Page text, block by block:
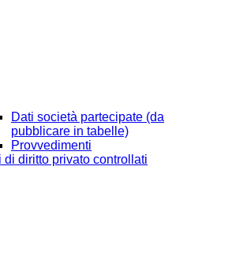
Dati società partecipate (da
pubblicare in tabelle)
Provvedimenti
di diritto privato controllati